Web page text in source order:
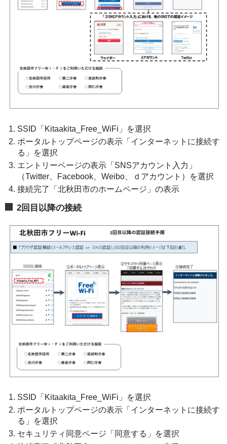
SSID「Kitaakita_Free_WiFi」を選択
ポータルトップページの表示「インターネットに接続す
る」を選択
エントリーページの表示「SNSアカウント入力」
（Twitter、Facebook、Weibo、ｄアカウント）を選択
接続完了「北秋田市のホームページ」の表示
2回目以降の接続
SSID「Kitaakita_Free_WiFi」を選択
ポータルトップページの表示「インターネットに接続す
る」を選択
セキュリティ同意ページ「同意する」を選択